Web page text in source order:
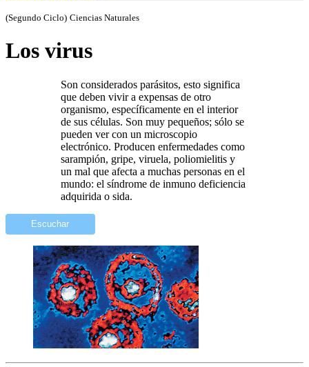
(Segundo Ciclo) Ciencias Naturales
Los virus
Son considerados parásitos, esto significa
que deben vivir a expensas de otro
organismo, específicamente en el interior
de sus células. Son muy pequeños; sólo se
pueden ver con un microscopio
electrónico. Producen enfermedades como
sarampión, gripe, viruela, poliomielitis y
un mal que afecta a muchas personas en el
mundo: el síndrome de inmuno deficiencia
adquirida o sida.
Escuchar